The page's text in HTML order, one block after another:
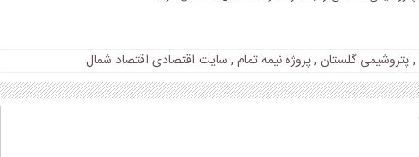
,پتروشیمی گلستان ,پروژه نیمه تمام , سایت اقتصادی اقتصاد شمال